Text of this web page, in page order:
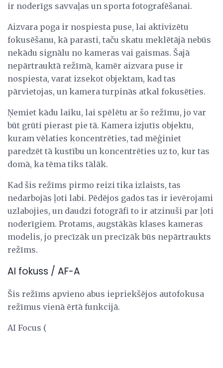
ir noderīgs savvaļas un sporta fotografēšanai.
Aizvara poga ir nospiesta puse, lai aktivizētu
fokusēšanu, kā parasti, taču skatu meklētājā nebūs
nekādu signālu no kameras vai gaismas. Šajā
nepārtrauktā režīmā, kamēr aizvara puse ir
nospiesta, varat izsekot objektam, kad tas
pārvietojas, un kamera turpinās atkal fokusēties.
Ņemiet kādu laiku, lai spēlētu ar šo režīmu, jo var
būt grūti pierast pie tā. Kamera izjutīs objektu,
kuram vēlaties koncentrēties, tad mēģiniet
paredzēt tā kustību un koncentrēties uz to, kur tas
domā, ka tēma tiks tālāk.
Kad šis režīms pirmo reizi tika izlaists, tas
nedarbojās ļoti labi. Pēdējos gados tas ir ievērojami
uzlabojies, un daudzi fotogrāfi to ir atzinuši par ļoti
noderīgiem. Protams, augstākās klases kameras
modelis, jo precīzāk un precīzāk būs nepārtraukts
režīms.
AI fokuss / AF-A
Šis režīms apvieno abus iepriekšējos autofokusa
režīmus vienā ērtā funkcijā.
AI Focus (